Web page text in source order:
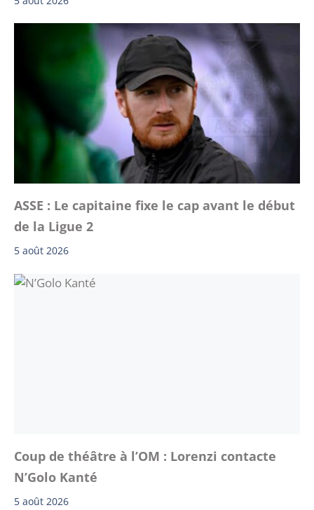
ASSE : Le capitaine fixe le cap avant le début
de la Ligue 2
5 août 2026
Coup de théâtre à l’OM : Lorenzi contacte
N’Golo Kanté
5 août 2026